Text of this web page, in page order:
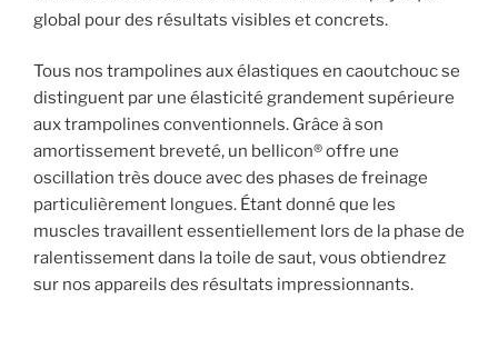
global pour des résultats visibles et concrets.
Tous nos trampolines aux élastiques en caoutchouc se
distinguent par une élasticité grandement supérieure
aux trampolines conventionnels. Grâce à son
amortissement breveté, un bellicon® offre une
oscillation très douce avec des phases de freinage
particulièrement longues. Étant donné que les
muscles travaillent essentiellement lors de la phase de
ralentissement dans la toile de saut, vous obtiendrez
sur nos appareils des résultats impressionnants.